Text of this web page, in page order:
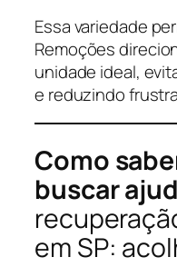
Essa variedade
Remoções
unidade ideal,
e reduzindo
Como
buscar
em SP: